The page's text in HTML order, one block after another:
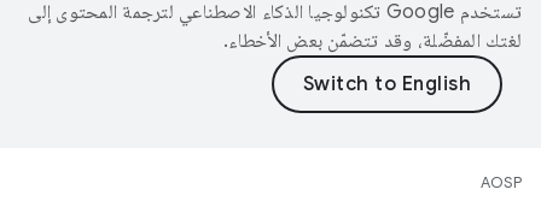
تستخدم Google تكنولوجيا الذكاء الاصطناعي لترجمة المحتوى إلى
لغتك المفضّلة، وقد تتضمّن بعض الأخطاء.
AOSP